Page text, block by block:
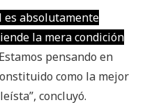
es absolutamente
la mera condición
pensando en
como la mejor
concluyó.